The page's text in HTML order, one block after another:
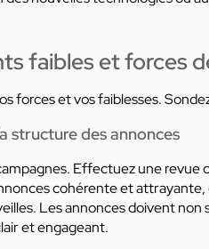
faibles et forces
forces et vos faiblesses.
structure des annonces
Effectuez une
cohérente et
Les annonces doivent
et engageant.